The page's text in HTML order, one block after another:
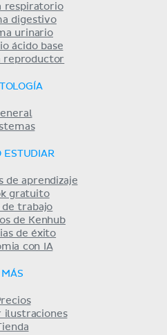
respiratorio
digestivo
urinario
ácido base
reproductor
ESTUDIAR
de aprendizaje
gratuito
de trabajo
de Kenhub
de éxito
con IA
MÁS
ilustraciones